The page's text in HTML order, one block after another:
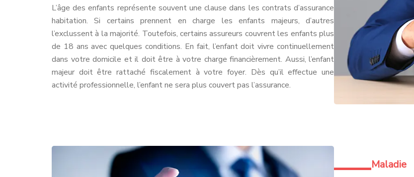
L’âge des enfants représente souvent une clause dans les contrats d’assurance
habitation. Si certains prennent en charge les enfants majeurs, d’autres
l’exclussent à la majorité. Toutefois, certains assureurs couvrent les enfants plus
de 18 ans avec quelques conditions. En fait, l’enfant doit vivre continuellement
dans votre domicile et il doit être à votre charge financièrement. Aussi, l’enfant
majeur doit être rattaché fiscalement à votre foyer. Dès qu’il effectue une
activité professionnelle, l’enfant ne sera plus couvert pas l’assurance.
Maladie